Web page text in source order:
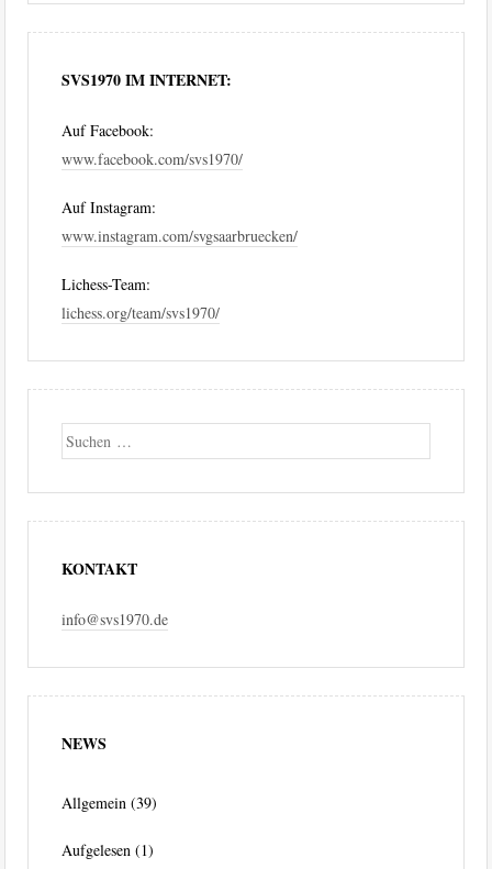
SVS1970 IM INTERNET:
Auf Facebook:
www.facebook.com/svs1970/
Auf Instagram:
www.instagram.com/svgsaarbruecken/
Lichess-Team:
lichess.org/team/svs1970/
Suche
KONTAKT
info@svs1970.de
NEWS
Allgemein (39)
Aufgelesen (1)